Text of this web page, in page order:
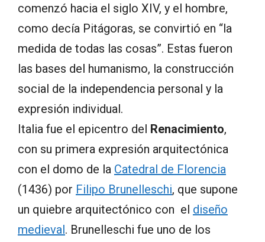
comenzó hacia el siglo XIV, y el hombre,
como decía Pitágoras, se convirtió en “la
medida de todas las cosas”. Estas fueron
las bases del humanismo, la construcción
social de la independencia personal y la
expresión individual.
Italia fue el epicentro del Renacimiento,
con su primera expresión arquitectónica
con el domo de la Catedral de Florencia
(1436) por Filipo Brunelleschi, que supone
un quiebre arquitectónico con el diseño
medieval. Brunelleschi fue uno de los